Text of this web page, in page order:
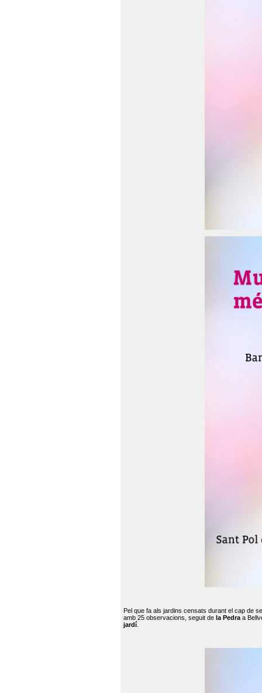
Pel que fa als jardins censats durant el cap de
amb 25 observacions, seguit de la Pedra a
jardí